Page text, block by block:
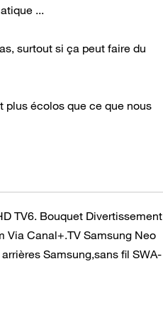
...
surtout si ça peut faire du
plus écolos que ce que nous
TV6. Bouquet Divertissement
Via Canal+.TV Samsung Neo
Samsung,sans fil SWA-